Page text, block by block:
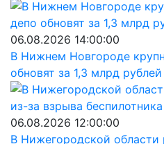
06.08.2026 14:00:00
В Нижнем Новгороде
обновят за 1,3 млрд рублей
06.08.2026 12:00:00
В Нижегородской области